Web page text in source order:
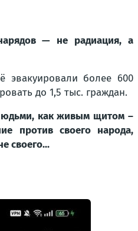
— не радиация, а
более 600
до 1,5 тыс. граждан.
как живым щитом –
против своего народа,
своего...